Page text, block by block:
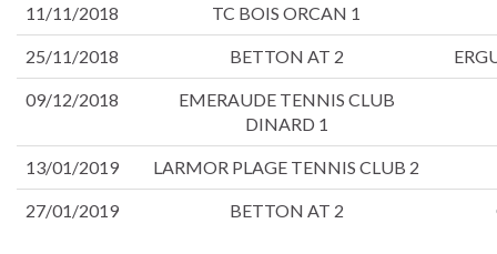
11/11/2018 TC BOIS ORCAN 1
25/11/2018 BETTON AT 2
09/12/2018
EMERAUDE TENNIS CLUB
DINARD 1
13/01/2019 LARMOR PLAGE TENNIS CLUB 2
27/01/2019 BETTON AT 2